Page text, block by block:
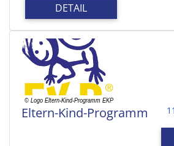
DETAIL
Eltern-Kind-Programm